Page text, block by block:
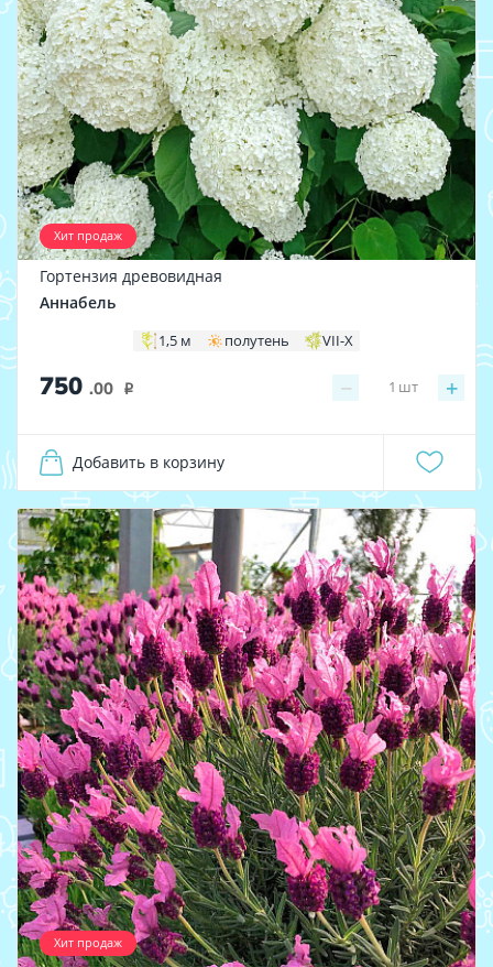
Хит продаж
Гортензия древовидная
Аннабель
1,5 м полутень VII-X
750 .00 i − +
1 шт
Добавить в корзину
Хит продаж